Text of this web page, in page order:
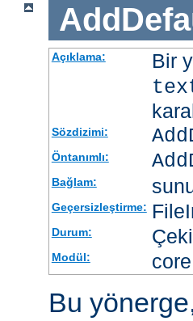
Açıklama: Bir
Sözdizimi:
Öntanımlı:
Bağlam:
Geçersizleştirme:
Durum:
Modül: core
Bu